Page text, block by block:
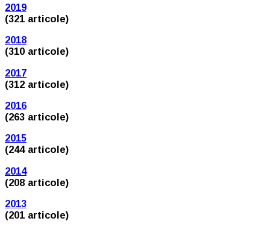
2019
(321 articole)
2018
(310 articole)
2017
(312 articole)
2016
(263 articole)
2015
(244 articole)
2014
(208 articole)
2013
(201 articole)